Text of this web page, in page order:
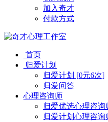
加入奇才
付款方式
首页
归爱计划
归爱计划 [0元6次]
归爱问答
心理咨询师
归爱优选心理咨询
归爱计划心理咨询